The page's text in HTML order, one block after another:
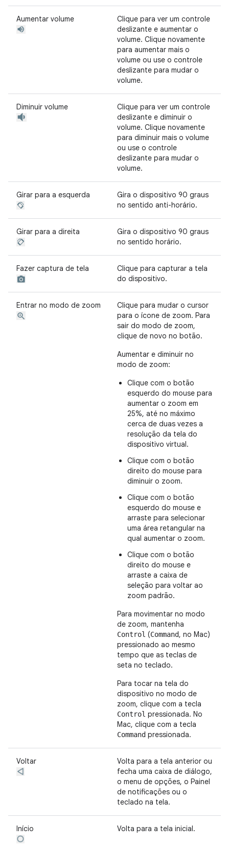
Aumentar volume
Clique para ver um controle
deslizante e aumentar o
volume. Clique novamente
para aumentar mais o
volume ou use o controle
deslizante para mudar o
volume.
Diminuir volume
Clique para ver um controle
deslizante e diminuir o
volume. Clique novamente
para diminuir mais o volume
ou use o controle
deslizante para mudar o
volume.
Girar para a esquerda
Gira o dispositivo 90 graus
no sentido anti-horário.
Girar para a direita
Gira o dispositivo 90 graus
no sentido horário.
Fazer captura de tela
Clique para capturar a tela
do dispositivo.
Entrar no modo de zoom
Clique para mudar o cursor
para o ícone de zoom. Para
sair do modo de zoom,
clique de novo no botão.
Aumentar e diminuir no
modo de zoom:
Clique com o botão
esquerdo do mouse para
aumentar o zoom em
25%, até no máximo
cerca de duas vezes a
resolução da tela do
dispositivo virtual.
Clique com o botão
direito do mouse para
diminuir o zoom.
Clique com o botão
esquerdo do mouse e
arraste para selecionar
uma área retangular na
qual aumentar o zoom.
Clique com o botão
direito do mouse e
arraste a caixa de
seleção para voltar ao
zoom padrão.
Para movimentar no modo
de zoom, mantenha
Control (Command, no Mac)
pressionado ao mesmo
tempo que as teclas de
seta no teclado.
Para tocar na tela do
dispositivo no modo de
zoom, clique com a tecla
Control pressionada. No
Mac, clique com a tecla
Command pressionada.
Voltar
Volta para a tela anterior ou
fecha uma caixa de diálogo,
o menu de opções, o Painel
de notificações ou o
teclado na tela.
Início Volta para a tela inicial.